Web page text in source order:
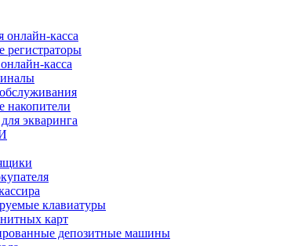
онлайн-касса
регистраторы
касса
накопители
экваринга
клавиатуры
карт
депозитные машины